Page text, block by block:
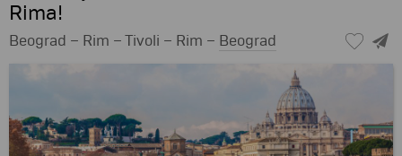
Rima!
Beograd – Rim – Tivoli – Rim – Beograd